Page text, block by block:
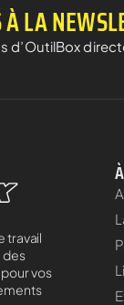
LA
d’OutilBox
travail
des
vos